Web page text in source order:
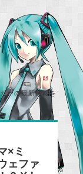
ーの最新情報を
×ミ
ェファ